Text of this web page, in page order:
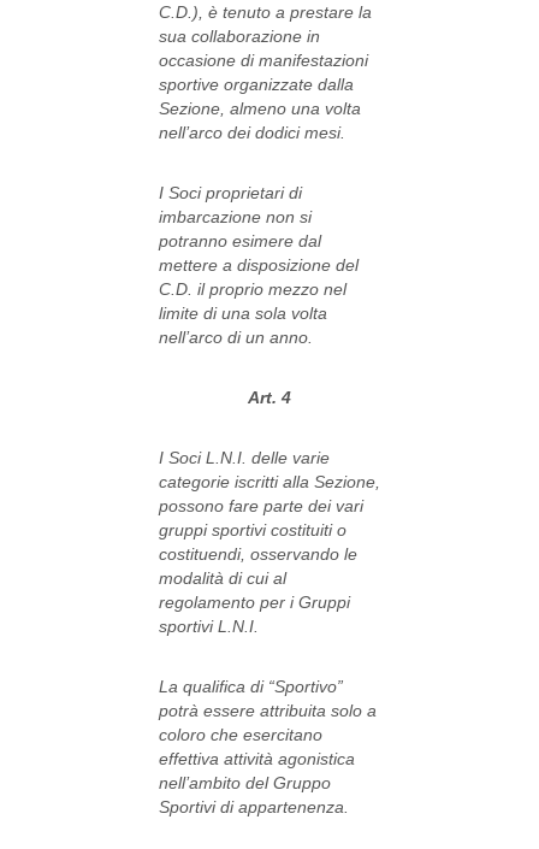
C.D.), è tenuto a prestare la
sua collaborazione in
occasione di manifestazioni
sportive organizzate dalla
Sezione, almeno una volta
nell’arco dei dodici mesi.
I Soci proprietari di
imbarcazione non si
potranno esimere dal
mettere a disposizione del
C.D. il proprio mezzo nel
limite di una sola volta
nell’arco di un anno.
Art. 4
I Soci L.N.I. delle varie
categorie iscritti alla Sezione,
possono fare parte dei vari
gruppi sportivi costituiti o
costituendi, osservando le
modalità di cui al
regolamento per i Gruppi
sportivi L.N.I.
La qualifica di “Sportivo”
potrà essere attribuita solo a
coloro che esercitano
effettiva attività agonistica
nell’ambito del Gruppo
Sportivi di appartenenza.